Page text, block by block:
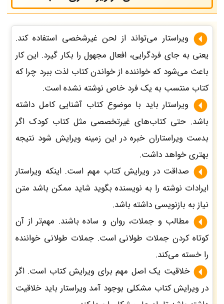
ویراستار می‌تواند از لحن غیرشخصی استفاده کند.
یعنی به جای فردگرایی، افعال مجهول را بکار گیرد. این کار
باعث می‌شود که خواننده از خواندن کتاب لذت ببرد چرا که
کتاب منتسب به یک فرد خاص نوشته نشده است.
ویراستار باید با موضوع کتاب آشنایی کامل داشته
باشد. حتی کتاب‌های غیرتخصصی مثل کتاب کودک اگر
بدست ویراستاران خبره در این زمینه ویرایش شود نتیجه
بهتری خواهد داشت.
صداقت در ویرایش کتاب مهم است. اینکه ویراستار
ایرادات نوشته را به نویسنده بگوید شاید ممکن باشد متن
نیاز به بازنویسی داشته باشد.
مطالب و جملات، روان و ساده باشند. مهم‌تر از آن
کوتاه کردن جملات طولانی است. جملات طولانی خواننده
را خسته می‌کند.
خلاقیت یک اصل مهم برای ویرایش کتاب است. اگر
در ویرایش کتاب مشکلی بوجود آمد ویراستار باید خلاقیت